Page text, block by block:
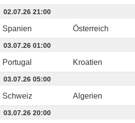
02.07.26 21:00
Spanien Österreich
03.07.26 01:00
Portugal Kroatien
03.07.26 05:00
Schweiz Algerien
03.07.26 20:00